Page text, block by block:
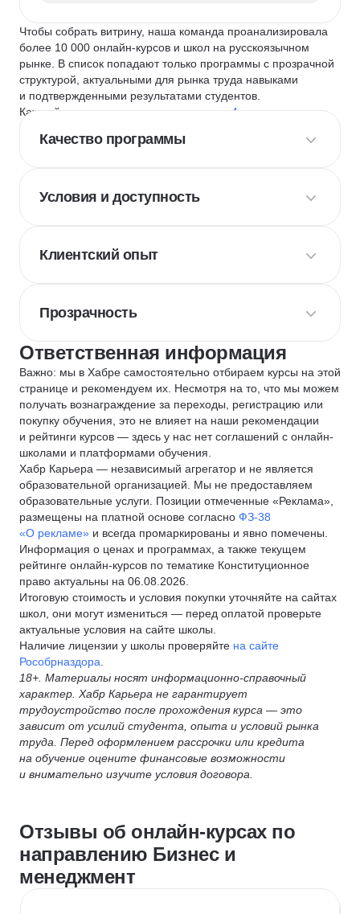
Чтобы собрать витрину, наша команда проанализировала
более 10 000 онлайн-курсов и школ на русскоязычном
рынке. В список попадают только программы с прозрачной
структурой, актуальными для рынка труда навыками
и подтвержденными результатами студентов.
Каждый курс и школу мы оцениваем по
4 критериям
Качество программы
Условия и доступность
Клиентский опыт
Прозрачность
Ответственная информация
Важно: мы в Хабре самостоятельно отбираем курсы на этой
странице и рекомендуем их. Несмотря на то, что мы можем
получать вознаграждение за переходы, регистрацию или
покупку обучения, это не влияет на наши рекомендации
и рейтинги курсов — здесь у нас нет соглашений с онлайн-
школами и платформами обучения.
Хабр Карьера — независимый агрегатор и не является
образовательной организацией. Мы не предоставляем
образовательные услуги. Позиции отмеченные «Реклама»,
размещены на платной основе согласно ФЗ-38
«О рекламе» и всегда промаркированы и явно помечены.
Информация о ценах и программах, а также текущем
рейтинге онлайн-курсов по тематике Конституционное
право актуальны на 06.08.2026.
Итоговую стоимость и условия покупки уточняйте на сайтах
школ, они могут измениться — перед оплатой проверьте
актуальные условия на сайте школы.
Наличие лицензии у школы проверяйте на сайте
Рособрназдора
18+. Материалы носят информационно-справочный
характер. Хабр Карьера не гарантирует
трудоустройство после прохождения курса — это
зависит от усилий студента, опыта и условий рынка
труда. Перед оформлением рассрочки или кредита
на обучение оцените финансовые возможности
и внимательно изучите условия договора.
Отзывы об онлайн-курсах по
направлению Бизнес и
менеджмент